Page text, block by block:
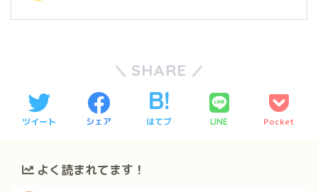
SHARE
ツイート シェア はてブ LINE Pocket
よく読まれてます！